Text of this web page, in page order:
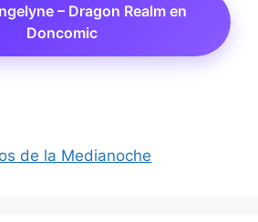
– Dragon Realm en
Doncomic
de la Medianoche